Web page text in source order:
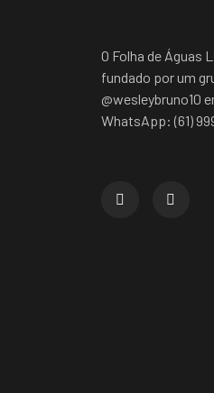
O Folha de Águas
fundado por um
@wesleybruno10
WhatsApp: (61)